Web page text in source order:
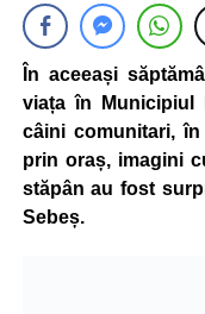
În aceeași
viața în Municipiul
câini comunitari,
prin oraș, imagini
stăpân au fost
Sebeș.